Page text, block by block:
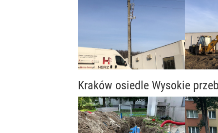
Kraków osiedle Wysokie